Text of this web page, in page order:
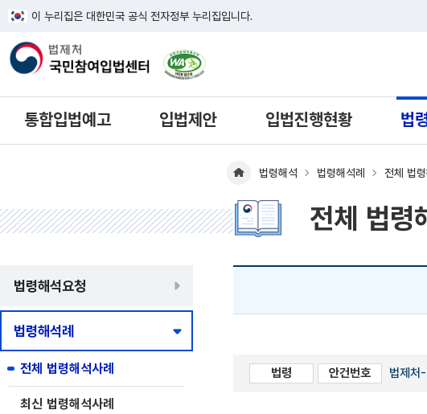
이 누리집은 대한민국 공식 전자정부 누리집입니다.
한국웹접근성인증평가원 웹접근성 사이트 새창열림
통합입법예고 입법제안 입법진행현황 법
법령해석요청
법령해석례
전체 법령해석사례
최신 법령해석사례
메인페이지 이동
법령해석 법령해석례 전체 법
전체 법령
법령 안건번호 법제